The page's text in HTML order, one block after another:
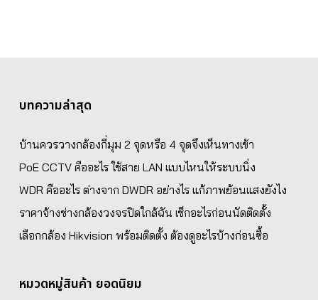
บทความล่าสุด
บ้านควรวางกล้องกี่มุม 2 จุดหรือ 4 จุดจึงเห็นทางเข้า
PoE CCTV คืออะไร ใช้สาย LAN แบบไหนให้ระบบนิ่ง
WDR คืออะไร ต่างจาก DWDR อย่างไร แก้ภาพย้อนแสงยังไง
ราคาจ้างช่างกล้องวงจรปิดใกล้ฉัน เช็กอะไรก่อนนัดติดตั้ง
เลือกกล้อง Hikvision พร้อมติดตั้ง ต้องดูอะไรบ้างก่อนซื้อ
หมวดหมู่สินค้า ยอดนิยม